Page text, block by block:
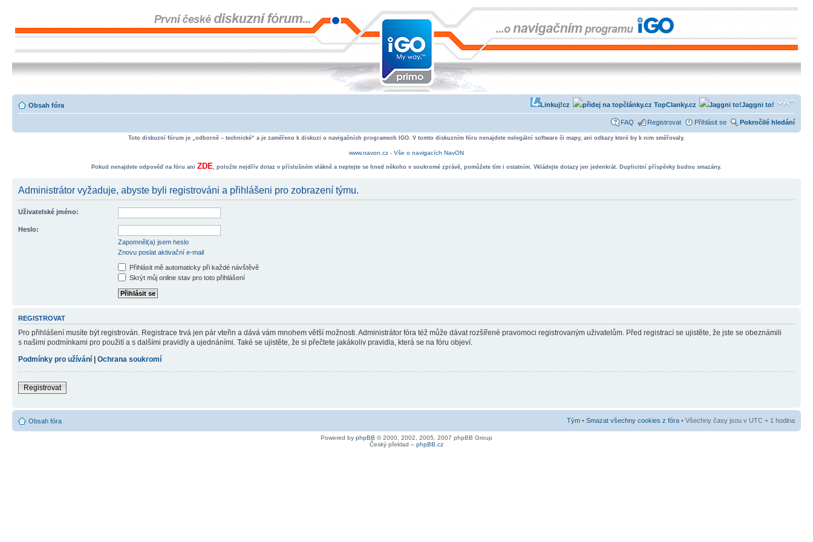
Obsah fóra Jaggni to!
TopClanky.cz
Linkuj!cz
FAQ Registrovat Přihlásit se Pokročilé hledání
Toto diskuzní fórum je „odborně – technické“ a je zaměřeno k diskuzi o navigačních programech IGO. V tomto diskuzním fóru nenajdete nelegální software či mapy, ani odkazy které by k nim směřovaly.
www.navon.cz - Vše o navigacích NavON
Pokud nenajdete odpověď na fóru ani ZDE, položte nejdřív dotaz v příslušném vlákně a neptejte se hned někoho v soukromé zprávě, pomůžete tím i ostatním. Vkládejte dotazy jen jedenkrát. Duplicitní příspěvky budou smazány.
Administrátor vyžaduje, abyste byli registrováni a přihlášeni pro zobrazení týmu.
Uživatelské jméno:
Heslo:
Zapomněl(a) jsem heslo
Znovu poslat aktivační e-mail
Přihlásit mě automaticky při každé návštěvě
Skrýt můj online stav pro toto přihlášení
REGISTROVAT
Pro přihlášení musíte být registrován. Registrace trvá jen pár vteřin a dává vám mnohem větší možnosti. Administrátor fóra též může dávat rozšířené pravomoci registrovaným uživatelům. Před registrací se ujistěte, že jste se obeznámili
s našimi podmínkami pro použití a s dalšími pravidly a ujednáními. Také se ujistěte, že si přečtete jakákoliv pravidla, která se na fóru objeví.
Podmínky pro užívání | Ochrana soukromí
Registrovat
Obsah fóra Tým • Smazat všechny cookies z fóra • Všechny časy jsou v UTC + 1 hodina
Powered by phpBB © 2000, 2002, 2005, 2007 phpBB Group
Český překlad – phpBB.cz